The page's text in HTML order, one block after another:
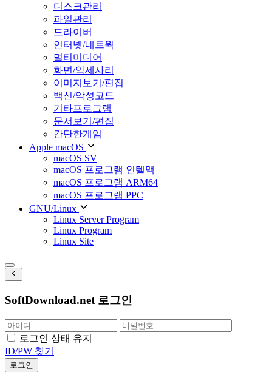
디스크관리
파일관리
드라이버
인터넷/네트웍
멀티미디어
화면/악세사리
이미지보기/편집
백신/악성코드
기타프로그램
문서보기/편집
간단한게임
Apple macOS
macOS SV
macOS 프로그램 인텔맥
macOS 프로그램 ARM64
macOS 프로그램 PPC
GNU/Linux
Linux Server Program
Linux Program
Linux Site
SoftDownload.net 로그인
로그인 상태 유지
ID/PW 찾기
로그인